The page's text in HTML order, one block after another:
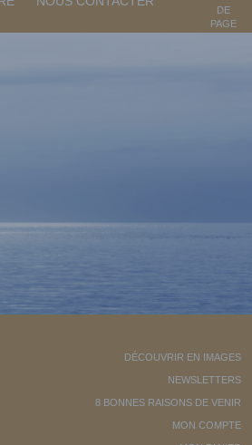
DE
PAGE
DÉCOUVRIR EN IMAGES
NEWSLETTERS
8 BONNES RAISONS DE VENIR
MON COMPTE